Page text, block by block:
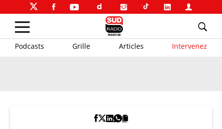
Podcasts Grille Articles Intervenez